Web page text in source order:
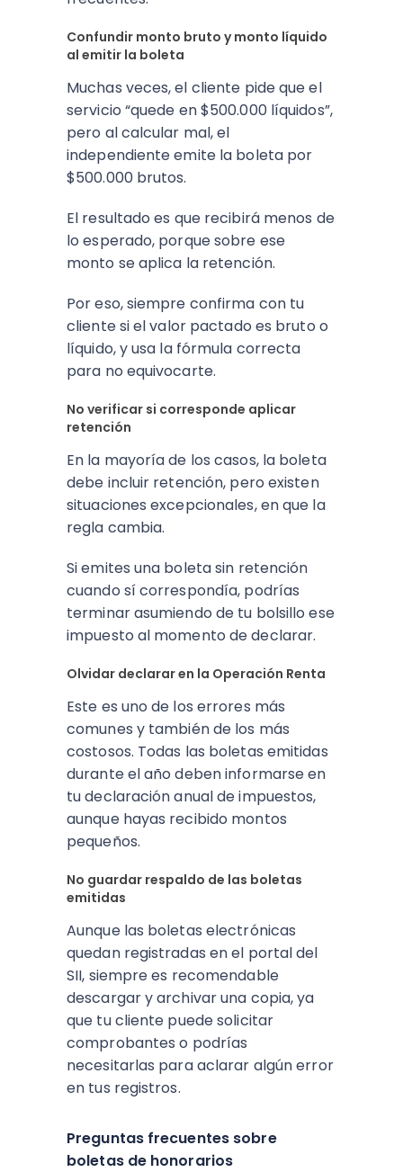
Confundir monto bruto y monto líquido
al emitir la boleta
Muchas veces, el cliente pide que el
servicio “quede en $500.000 líquidos”,
pero al calcular mal, el
independiente emite la boleta por
$500.000 brutos.
El resultado es que recibirá menos de
lo esperado, porque sobre ese
monto se aplica la retención.
Por eso, siempre confirma con tu
cliente si el valor pactado es bruto o
líquido, y usa la fórmula correcta
para no equivocarte.
No verificar si corresponde aplicar
retención
En la mayoría de los casos, la boleta
debe incluir retención, pero existen
situaciones excepcionales, en que la
regla cambia.
Si emites una boleta sin retención
cuando sí correspondía, podrías
terminar asumiendo de tu bolsillo ese
impuesto al momento de declarar.
Olvidar declarar en la Operación Renta
Este es uno de los errores más
comunes y también de los más
costosos. Todas las boletas emitidas
durante el año deben informarse en
tu declaración anual de impuestos,
aunque hayas recibido montos
pequeños.
No guardar respaldo de las boletas
emitidas
Aunque las boletas electrónicas
quedan registradas en el portal del
SII, siempre es recomendable
descargar y archivar una copia, ya
que tu cliente puede solicitar
comprobantes o podrías
necesitarlas para aclarar algún error
en tus registros.
Preguntas frecuentes sobre
boletas de honorarios